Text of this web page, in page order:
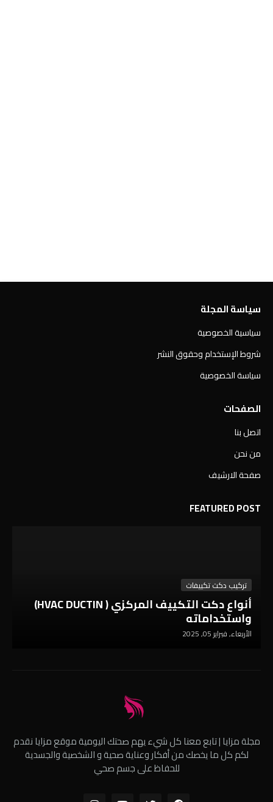
سياسة المجلة
سياسية الخصوصية
شروط الإستخدام وحقوق النشر
سياسة الخصوصية
الصفحات
اتصل بنا
من نحن
صفحة الارشيف
FEATURED POST
تركيب دكت تكييفات
أنواع دكت التكييف المركزي ( HVAC DUCTIN)
واستخداماته
الأربعاء, فبراير 05, 2025
مجلة مزايا | تابع معنا كل شيء يهم صحتك اليومية موقع مزايا نقدم
لكم كل ما يخصك من أفكار وعناية صحية و الشخصية والجسدية
للحفاظ على جسم صحي